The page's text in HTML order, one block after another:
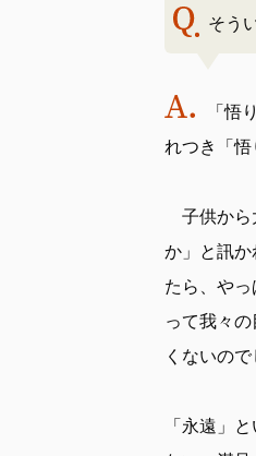
そう
「悟
れつき「悟
子供から
か」と訊
たら、や
って我々
くないので
「永遠」